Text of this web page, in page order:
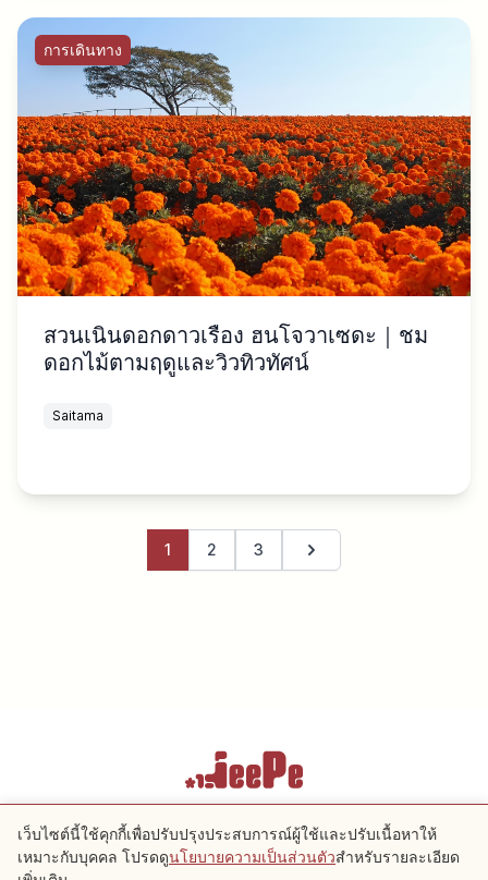
การเดินทาง
สวนเนินดอกดาวเรือง ฮนโจวาเซดะ｜ชม
ดอกไม้ตามฤดูและวิวทิวทัศน์
Saitama
1 2 3 หน้าถัดไป
เงื่อนไขการให้บริการ นโยบายความเป็นส่วนตัว การตั้งค่าคุกกี้
เว็บไซต์นี้ใช้คุกกี้เพื่อปรับปรุงประสบการณ์ผู้ใช้และปรับเนื้อหาให้
เหมาะกับบุคคล โปรดดูนโยบายความเป็นส่วนตัวสำหรับรายละเอียด